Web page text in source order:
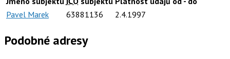
Pavel Marek
63881136 2.4.1997
Podobné adresy